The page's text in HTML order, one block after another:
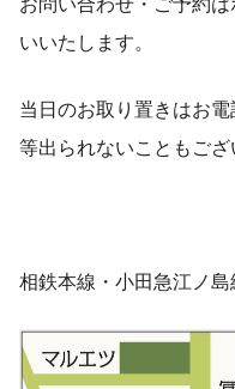
いいたします。
当日のお取り置きはお
等出られないこともござ
相鉄本線・小田急江ノ